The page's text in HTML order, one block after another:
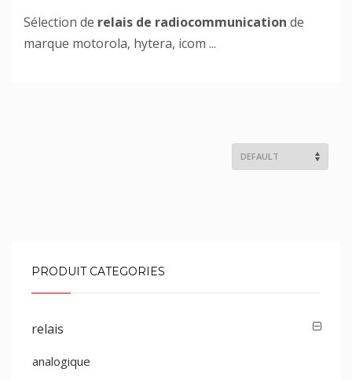
Sélection de relais de radiocommunication de
marque motorola, hytera, icom ...
PRODUIT CATEGORIES
relais
analogique